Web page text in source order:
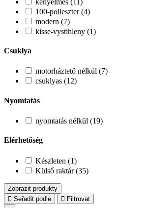
kenyelmes (11)
100-polieszter (4)
modern (7)
kisse-vystihleny (1)
Csuklya
motorháztető nélkül (7)
csuklyas (12)
Nyomtatás
nyomtatás nélkül (19)
Elérhetőség
Készleten (1)
Külső raktár (35)
Zobrazit produkty
Seřadit podle
Filtrovat